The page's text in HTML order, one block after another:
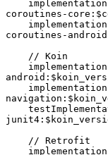
coroutines-
coroutines-
    // Koin
    // Retrofit